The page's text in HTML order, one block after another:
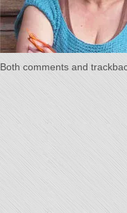
Both comments and